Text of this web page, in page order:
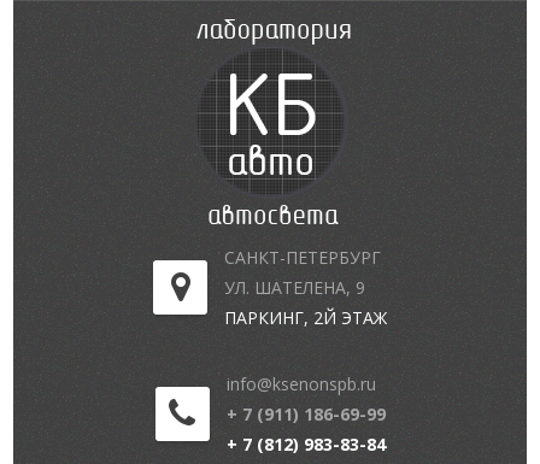
САНКТ-ПЕТЕРБУРГ
УЛ. ШАТЕЛЕНА, 9
ПАРКИНГ, 2Й ЭТАЖ
info@ksenonspb.ru
+ 7 (911) 186-69-99
+ 7 (812) 983-83-84